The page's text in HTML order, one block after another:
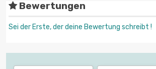
Bewertungen
Sei der Erste, der deine Bewertung schreibt !